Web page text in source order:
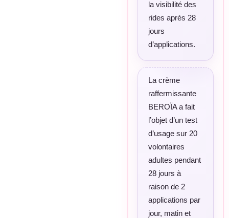
la visibilité des
rides après 28
jours
d’applications.
La crème
raffermissante
BEROÏA a fait
l’objet d’un test
d’usage sur 20
volontaires
adultes pendant
28 jours à
raison de 2
applications par
jour, matin et